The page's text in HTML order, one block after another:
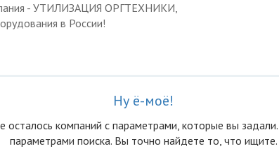
- УТИЛИЗАЦИЯ ОРГТЕХНИКИ,
в России!
Ну ё-моё!
компаний с параметрами, которые вы
параметрами поиска. Вы точно найдете то, что ищите.